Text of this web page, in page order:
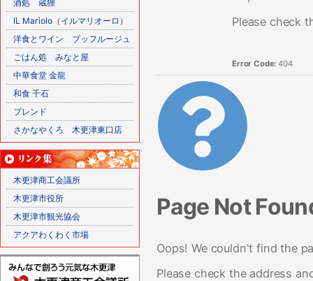
酒処 蔵狸
IL Mariolo（イルマリオーロ）
洋食とワイン ブッフルージュ
ごはん処 みなと屋
中華食堂 金龍
和食 千石
ブレンド
さかなやくろ 木更津東口店
木更津商工会議所
木更津市役所
木更津市観光協会
アクアわくわく市場
Please check
Error Code: 404
Page Not
Oops! We couldn't find the
Please check the address